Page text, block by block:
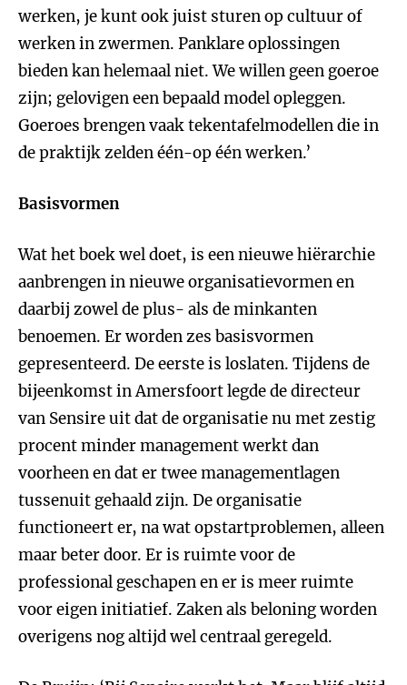
werken, je kunt ook juist sturen op cultuur of
werken in zwermen. Panklare oplossingen
bieden kan helemaal niet. We willen geen goeroe
zijn; gelovigen een bepaald model opleggen.
Goeroes brengen vaak tekentafelmodellen die in
de praktijk zelden één-op één werken.’
Basisvormen
Wat het boek wel doet, is een nieuwe hiërarchie
aanbrengen in nieuwe organisatievormen en
daarbij zowel de plus- als de minkanten
benoemen. Er worden zes basisvormen
gepresenteerd. De eerste is loslaten. Tijdens de
bijeenkomst in Amersfoort legde de directeur
van Sensire uit dat de organisatie nu met zestig
procent minder management werkt dan
voorheen en dat er twee managementlagen
tussenuit gehaald zijn. De organisatie
functioneert er, na wat opstartproblemen, alleen
maar beter door. Er is ruimte voor de
professional geschapen en er is meer ruimte
voor eigen initiatief. Zaken als beloning worden
overigens nog altijd wel centraal geregeld.